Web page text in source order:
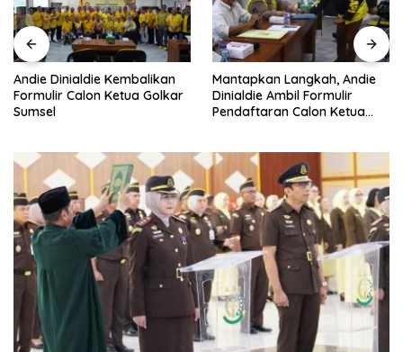
Andie Dinialdie Kembalikan
Formulir Calon Ketua Golkar
Sumsel
Mantapkan Langkah, Andie
Dinialdie Ambil Formulir
Pendaftaran Calon Ketua